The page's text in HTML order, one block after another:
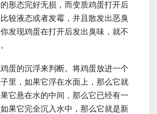
形态完好无损，而变质鸡蛋打开后
较液态或者发霉，并且散发出恶臭
发现鸡蛋在打开后发出臭味，就不
蛋的沉浮来判断。将鸡蛋放进一个
里，如果它浮在水面上，那么它就
它悬在水的中间，那么它已经有一
果它完全沉入水中，那么它就是新